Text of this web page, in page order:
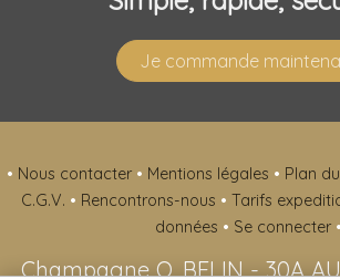
Je commande
• Nous contacter • Mentions légales • Plan
C.G.V. • Rencontrons-nous • Tarifs
données • Se connecter •
Champagne O. BELIN-30A